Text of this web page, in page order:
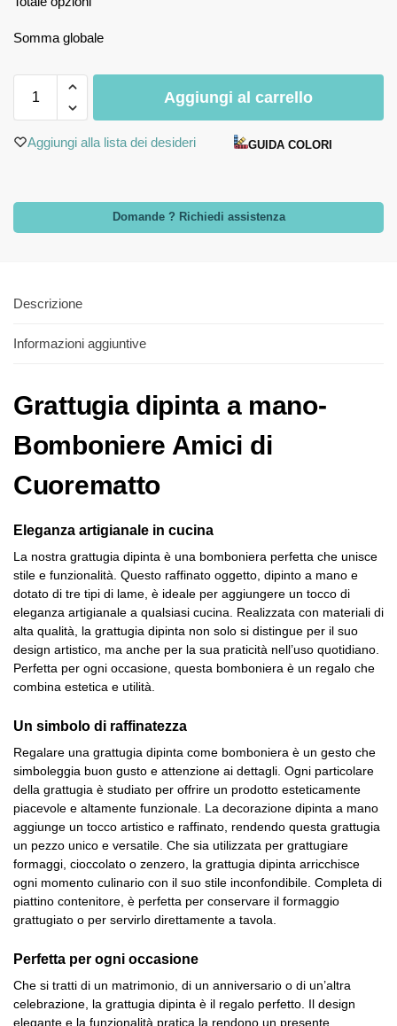
Somma globale
Aggiungi al carrello
Aggiungi alla lista dei desideri GUIDA COLORI
Domande ? Richiedi assistenza
Descrizione
Informazioni aggiuntive
Grattugia dipinta a mano-
Bomboniere Amici di
Cuorematto
Eleganza artigianale in cucina
La nostra grattugia dipinta è una bomboniera perfetta che unisce
stile e funzionalità. Questo raffinato oggetto, dipinto a mano e
dotato di tre tipi di lame, è ideale per aggiungere un tocco di
eleganza artigianale a qualsiasi cucina. Realizzata con materiali di
alta qualità, la grattugia dipinta non solo si distingue per il suo
design artistico, ma anche per la sua praticità nell’uso quotidiano.
Perfetta per ogni occasione, questa bomboniera è un regalo che
combina estetica e utilità.
Un simbolo di raffinatezza
Regalare una grattugia dipinta come bomboniera è un gesto che
simboleggia buon gusto e attenzione ai dettagli. Ogni particolare
della grattugia è studiato per offrire un prodotto esteticamente
piacevole e altamente funzionale. La decorazione dipinta a mano
aggiunge un tocco artistico e raffinato, rendendo questa grattugia
un pezzo unico e versatile. Che sia utilizzata per grattugiare
formaggi, cioccolato o zenzero, la grattugia dipinta arricchisce
ogni momento culinario con il suo stile inconfondibile. Completa di
piattino contenitore, è perfetta per conservare il formaggio
grattugiato o per servirlo direttamente a tavola.
Perfetta per ogni occasione
Che si tratti di un matrimonio, di un anniversario o di un’altra
celebrazione, la grattugia dipinta è il regalo perfetto. Il design
elegante e la funzionalità pratica la rendono un presente